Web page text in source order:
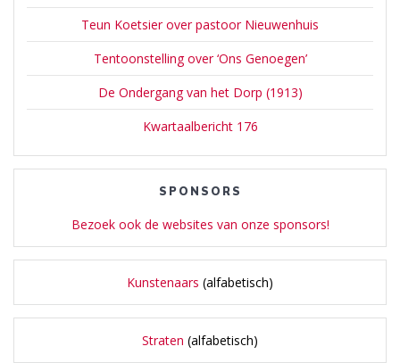
Teun Koetsier over pastoor Nieuwenhuis
Tentoonstelling over ‘Ons Genoegen’
De Ondergang van het Dorp (1913)
Kwartaalbericht 176
SPONSORS
Bezoek ook de websites van onze sponsors!
Kunstenaars (alfabetisch)
Straten (alfabetisch)